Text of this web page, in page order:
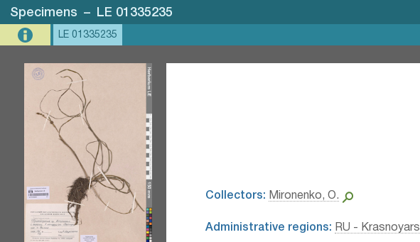
Specimens – LE 01335235
LE 01335235
Collectors: Mironenko, O.
Administrative regions: RU -